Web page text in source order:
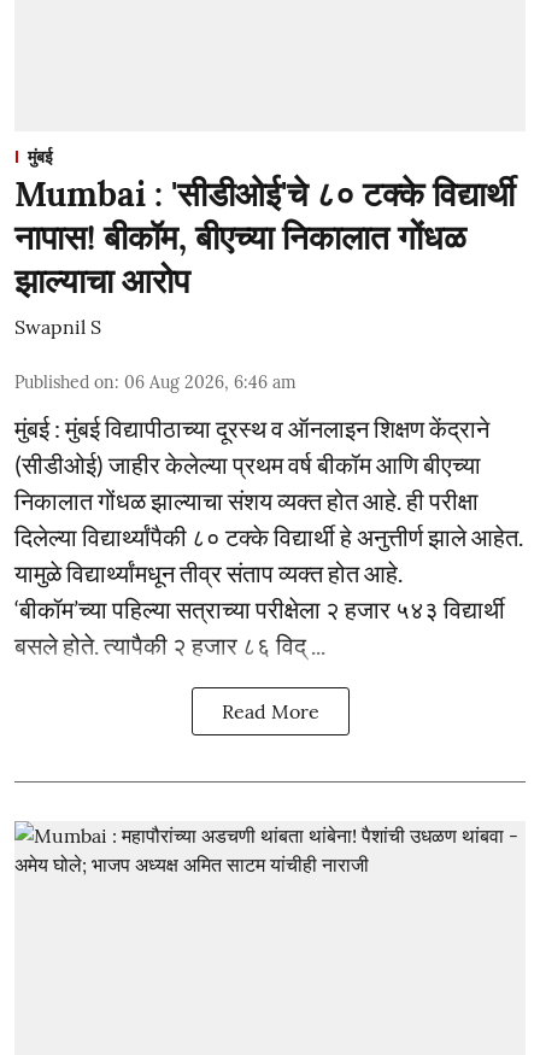
मुंबई
Mumbai : 'सीडीओई'चे ८० टक्के विद्यार्थी
नापास! बीकॉम, बीएच्या निकालात गोंधळ
झाल्याचा आरोप
Swapnil S
Published on: 06 Aug 2026, 6:46 am
मुंबई : मुंबई विद्यापीठाच्या दूरस्थ व ऑनलाइन शिक्षण केंद्राने
(सीडीओई) जाहीर केलेल्या प्रथम वर्ष बीकॉम आणि बीएच्या
निकालात गोंधळ झाल्याचा संशय व्यक्त होत आहे. ही परीक्षा
दिलेल्या विद्यार्थ्यांपैकी ८० टक्के विद्यार्थी हे अनुत्तीर्ण झाले आहेत.
यामुळे विद्यार्थ्यांमधून तीव्र संताप व्यक्त होत आहे.
‘बीकॉम’च्या पहिल्या सत्राच्या परीक्षेला २ हजार ५४३ विद्यार्थी
बसले होते. त्यापैकी २ हजार ८६ विद् ...
Read More